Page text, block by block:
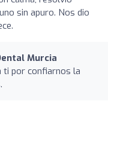
sin apuro. Nos dio
Murcia
ti por confiarnos la